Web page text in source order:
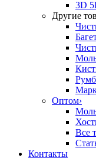
3D
Другие
Оптом›
Все
Контакты